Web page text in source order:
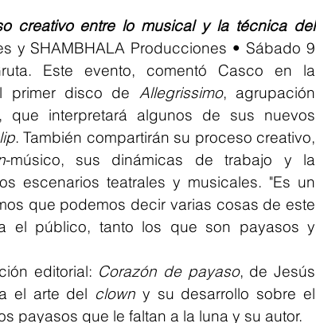
creativo entre lo musical y la técnica del
y SHAMBHALA Producciones • Sábado 9
Este evento, comentó Casco en la
primer disco de Allegrissimo, agrupación
interpretará algunos de sus nuevos
. También compartirán su proceso creativo,
-músico, sus dinámicas de trabajo y la
escenarios teatrales y musicales. "Es un
que podemos decir varias cosas de este
el público, tanto los que son payasos y
editorial: Corazón de payaso
el arte del clown y su desarrollo sobre el
payasos que le faltan a la luna y su autor.